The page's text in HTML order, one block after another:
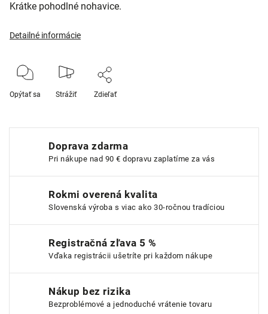
Krátke pohodlné nohavice.
Detailné informácie
Opýtať sa Strážiť Zdieľať
Doprava zdarma
Pri nákupe nad 90 € dopravu zaplatíme za vás
Rokmi overená kvalita
Slovenská výroba s viac ako 30-ročnou tradíciou
Registračná zľava 5 %
Vďaka registrácii ušetríte pri každom nákupe
Nákup bez rizika
Bezproblémové a jednoduché vrátenie tovaru